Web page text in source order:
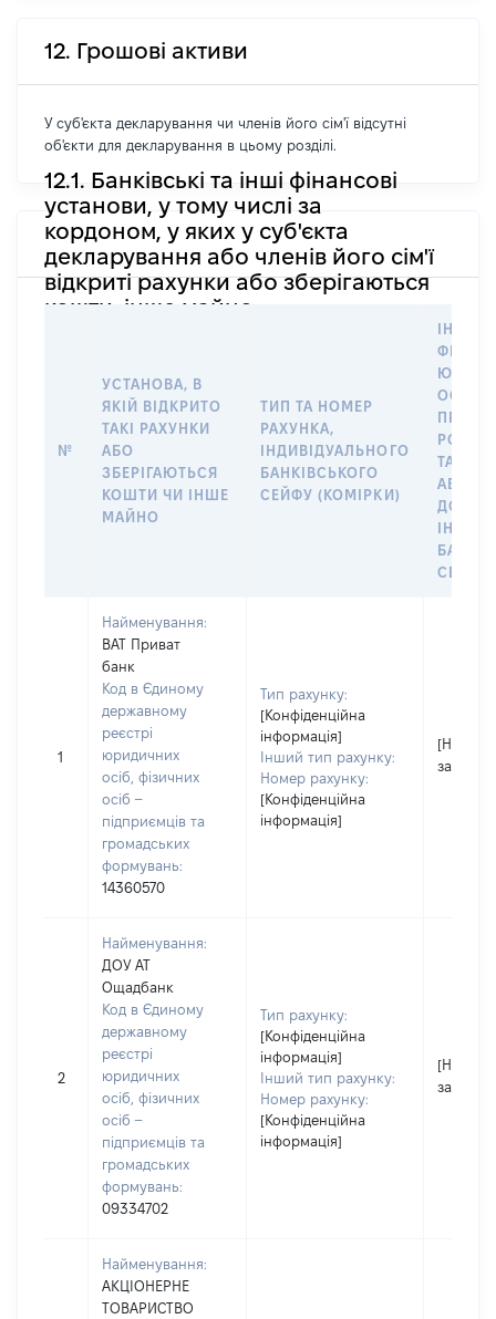
12. Грошові активи
У суб'єкта декларування чи членів його сім'ї відсутні
об'єкти для декларування в цьому розділі.
12.1. Банківські та інші фінансові
установи, у тому числі за
кордоном, у яких у суб'єкта
декларування або членів його сім'ї
відкриті рахунки або зберігаються
кошти, інше майно
№
УСТАНОВА, В
ЯКІЙ ВІДКРИТО
ТАКІ РАХУНКИ
АБО
ЗБЕРІГАЮТЬСЯ
КОШТИ ЧИ ІНШЕ
МАЙНО
ТИП ТА НОМЕР
РАХУНКА,
ІНДИВІДУАЛЬНОГО
БАНКІВСЬКОГО
СЕЙФУ (КОМІРКИ)
ПРАВО
ТАКИМ
АБО
ДО
СЕЙФУ
1
Найменування:
ВАТ Приват
банк
Код в Єдиному
державному
реєстрі
юридичних
осіб, фізичних
осіб –
підприємців та
громадських
формувань:
14360570
Тип рахунку:
[Конфіденційна
інформація]
Інший тип рахунку:
Номер рахунку:
[Конфіденційна
інформація]
[Не
2
Найменування:
ДОУ АТ
Ощадбанк
Код в Єдиному
державному
реєстрі
юридичних
осіб, фізичних
осіб –
підприємців та
громадських
формувань:
09334702
Тип рахунку:
[Конфіденційна
інформація]
Інший тип рахунку:
Номер рахунку:
[Конфіденційна
інформація]
[Не
Найменування:
АКЦІОНЕРНЕ
ТОВАРИСТВО